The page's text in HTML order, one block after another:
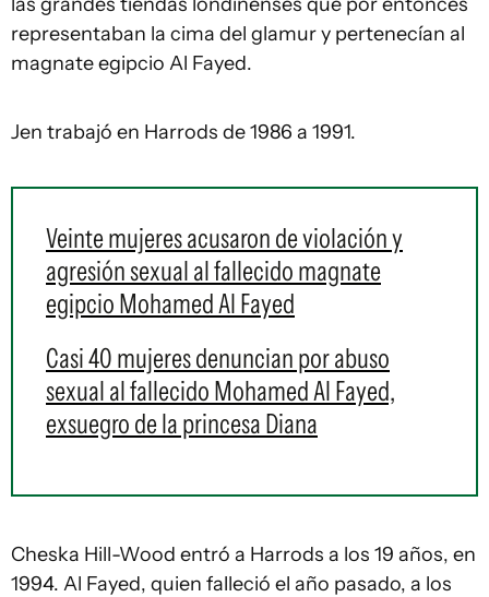
representaban la cima del glamur y pertenecían al
magnate egipcio Al Fayed.
Jen trabajó en Harrods de 1986 a 1991.
Veinte mujeres acusaron de violación y
agresión sexual al fallecido magnate
egipcio Mohamed Al Fayed
Casi 40 mujeres denuncian por abuso
sexual al fallecido Mohamed Al Fayed,
exsuegro de la princesa Diana
Cheska Hill-Wood entró a Harrods a los 19 años, en
1994. Al Fayed, quien falleció el año pasado, a los